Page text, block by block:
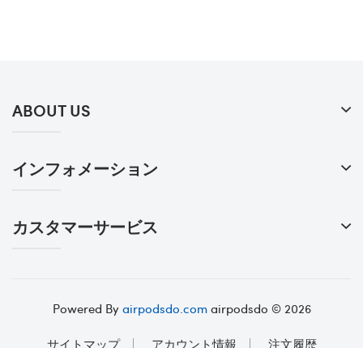
ABOUT US
インフォメーション
カスタマーサービス
Powered Byairpodsdo.comairpodsdo © 2026
サイトマップ
アカウント情報 注文履歴